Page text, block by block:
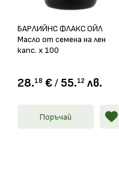
БАРЛИЙНС ФЛАКС ОЙЛ
Масло от семена на лен
капс. х 100
28.18 € / 55.12 лв.
Поръчай